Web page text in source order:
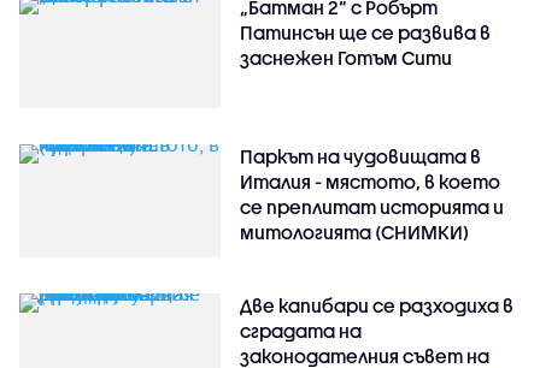
„Батман 2“ с Робърт
Патинсън ще се развива в
заснежен Готъм Сити
Паркът на чудовищата в
Италия - мястото, в което
се преплитат историята и
митологията (СНИМКИ)
Две капибари се разходиха в
сградата на
законодателния съвет на